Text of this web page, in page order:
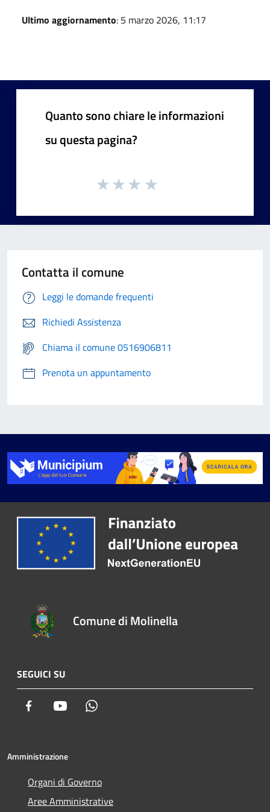
Ultimo aggiornamento: 5 marzo 2026, 11:17
Quanto sono chiare le informazioni
su questa pagina?
Contatta il comune
Leggi le domande frequenti
Richiedi Assistenza
Chiama il comune 0516906811
Prenota un appuntamento
Comune di Molinella
SEGUICI SU
Facebook Youtube
Amministrazione
Organi di Governo
Aree Amministrative